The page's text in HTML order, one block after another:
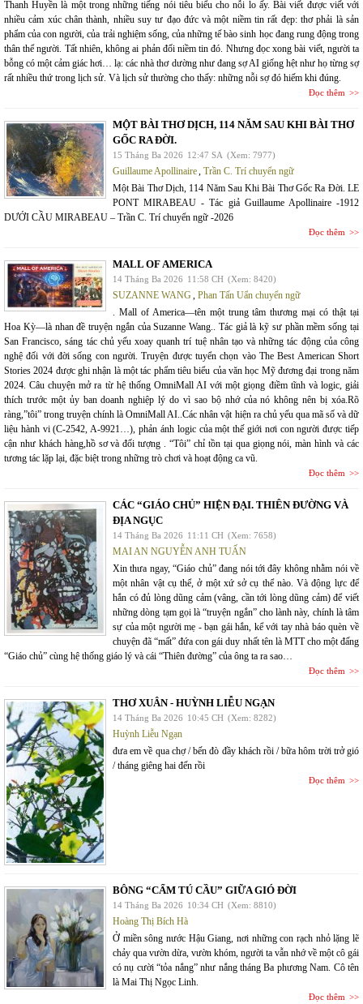
Thanh Huyền là một trong những tiếng nói tiêu biểu cho nỗi lo ấy. Bài viết được viết với
nhiều cảm xúc chân thành, nhiều suy tư đạo đức và một niềm tin rất đẹp: thơ phải là sản
phẩm của con người, của trải nghiệm sống, của những tế bào sinh học đang rung động trong
thân thể người. Tất nhiên, không ai phản đối niềm tin đó. Nhưng đọc xong bài viết, người ta
bỗng có một cảm giác hơi… lạ: các nhà thơ dường như đang sợ AI giống hệt như họ từng sợ
rất nhiều thứ trong lịch sử. Và lịch sử thường cho thấy: những nỗi sợ đó hiếm khi đúng.
Đọc thêm
MỘT BÀI THƠ DỊCH, 114 NĂM SAU KHI BÀI THƠ
GỐC RA ĐỜI.
15 Tháng Ba 2026 12:47 SA (Xem: 7977)
Guillaume Apollinaire, Trần C. Trí chuyển ngữ
Một Bài Thơ Dịch, 114 Năm Sau Khi Bài Thơ Gốc Ra Đời. LE
PONT MIRABEAU - Tác giả Guillaume Apollinaire -1912
DƯỚI CẦU MIRABEAU – Trần C. Trí chuyển ngữ -2026
Đọc thêm
MALL OF AMERICA
14 Tháng Ba 2026 11:58 CH (Xem: 8420)
SUZANNE WANG, Phan Tấn Uẩn chuyển ngữ
. Mall of America—tên một trung tâm thương mại có thật tại
Hoa Kỳ—là nhan đề truyện ngắn của Suzanne Wang.. Tác giả là kỹ sư phần mềm sống tại
San Francisco, sáng tác chủ yếu xoay quanh trí tuệ nhân tạo và những tác động của công
nghệ đối với đời sống con người. Truyện được tuyển chọn vào The Best American Short
Stories 2024 được ghi nhận là một tác phẩm tiêu biểu của văn học Mỹ đương đại trong năm
2024. Câu chuyện mở ra từ hệ thống OmniMall AI với một giọng điềm tĩnh và logic, giải
thích trước một ủy ban doanh nghiệp lý do vì sao bộ nhớ của nó không nên bị xóa.Rõ
ràng,”tôi” trong truyện chính là OmniMall AI..Các nhân vật hiện ra chủ yếu qua mã số và dữ
liệu hành vi (C-2542, A-9921…), phản ánh logic của một thế giới nơi con người được tiếp
cận như khách hàng,hồ sơ và đối tượng . “Tôi” chỉ tồn tại qua giọng nói, màn hình và các
tương tác lặp lại, đặc biệt trong những trò chơi và hoạt động ca vũ.
Đọc thêm
CÁC “GIÁO CHỦ” HIỆN ĐẠI. THIÊN ĐƯỜNG VÀ
ĐỊA NGỤC
14 Tháng Ba 2026 11:11 CH (Xem: 7658)
MAI AN NGUYỄN ANH TUẤN
Xin thưa ngay, “Giáo chủ” đang nói tới đây không nhằm nói về
một nhân vật cụ thể, ở một xứ sở cụ thể nào. Và động lực để
hắn có đủ lòng dũng cảm (vâng, cần tới lòng dũng cảm) để viết
những dòng tạm gọi là “truyện ngắn” cho lành này, chính là tâm
sự của một người mẹ - bạn gái hắn, kể với tay nhà báo quèn về
chuyện đã “mất” đứa con gái duy nhất tên là MTT cho một đấng
“Giáo chủ” cùng hệ thống giáo lý và cái “Thiên đường” của ông ta ra sao…
Đọc thêm
THƠ XUÂN - HUỲNH LIỄU NGẠN
14 Tháng Ba 2026 10:45 CH (Xem: 8282)
Huỳnh Liễu Ngạn
đưa em về qua chợ / bến đò đầy khách rồi / bữa hôm trời trở gió
/ tháng giêng hai đến rồi
Đọc thêm
BÔNG “CẨM TÚ CẦU” GIỮA GIÓ ĐỜI
14 Tháng Ba 2026 10:34 CH (Xem: 8810)
Hoàng Thị Bích Hà
Ở miền sông nước Hậu Giang, nơi những con rạch nhỏ lặng lẽ
chảy qua vườn dừa, vườn khóm, người ta vẫn nhớ về một cô gái
có nụ cười “tỏa nắng” như nắng tháng Ba phương Nam. Cô tên
là Mai Thị Ngọc Linh.
Đọc thêm